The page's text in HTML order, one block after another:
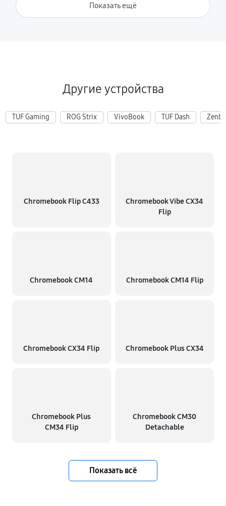
Показать ещё
Другие устройства
TUF Gaming ROG Strix VivoBook TUF Dash
Chromebook Flip C433
Chromebook Vibe CX34
Flip
Chromebook CM14 Chromebook CM14 Flip
Chromebook CX34 Flip Chromebook Plus CX34
Chromebook Plus
CM34 Flip
Chromebook CM30
Detachable
Показать всё